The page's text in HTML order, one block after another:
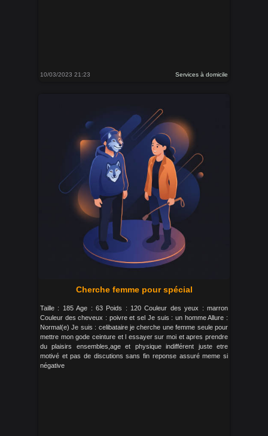
10/03/2023 21:23 Services à domicile
Cherche femme pour spécial
Taille : 185 Age : 63 Poids : 120 Couleur des yeux : marron
Couleur des cheveux : poivre et sel Je suis : un homme Allure :
Normal(e) Je suis : celibataire je cherche une femme seule pour
mettre mon gode ceinture et l essayer sur moi et apres prendre
du plaisirs ensembles,age et physique indifférent juste etre
motivé et pas de discutions sans fin reponse assuré meme si
négative